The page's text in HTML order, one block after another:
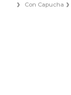
Con Capucha